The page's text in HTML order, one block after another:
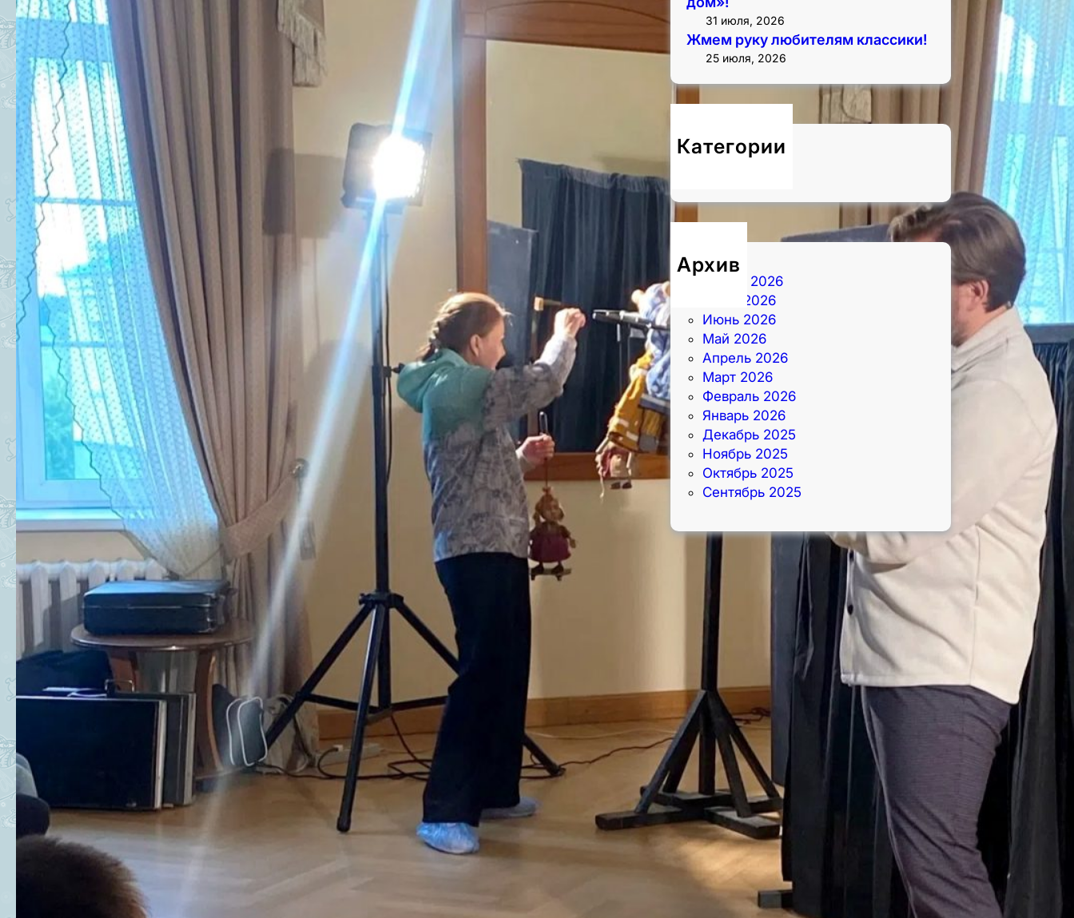
31 июля, 2026
Жмем руку любителям классики!
25 июля, 2026
Категории
Новости
Архив
Август 2026
Июль 2026
Июнь 2026
Май 2026
Апрель 2026
Март 2026
Февраль 2026
Январь 2026
Декабрь 2025
Ноябрь 2025
Октябрь 2025
Сентябрь 2025